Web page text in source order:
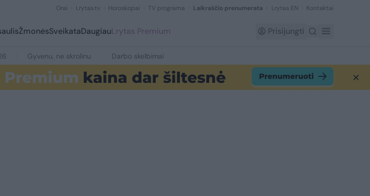
Orai Lrytas.tv Horoskopai TV programa Laikraščio prenumerata Lrytas EN Kontaktai
ŽmonėsSveikataDaugiauLrytas Premium Prisijungti
Gyvenu, ne skrolinu Darbo skelbimai